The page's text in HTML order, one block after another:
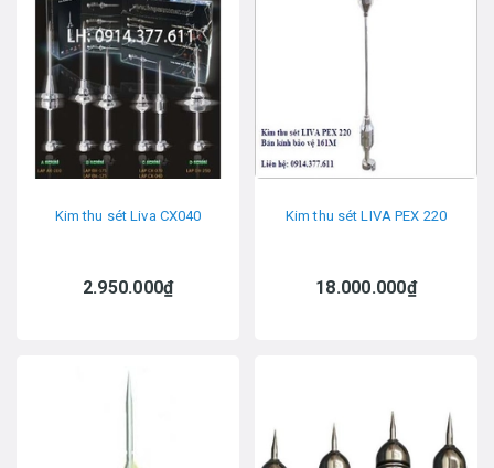
Kim thu sét Liva CX040
2.950.000₫
Kim thu sét LIVA PEX 220
18.000.000₫